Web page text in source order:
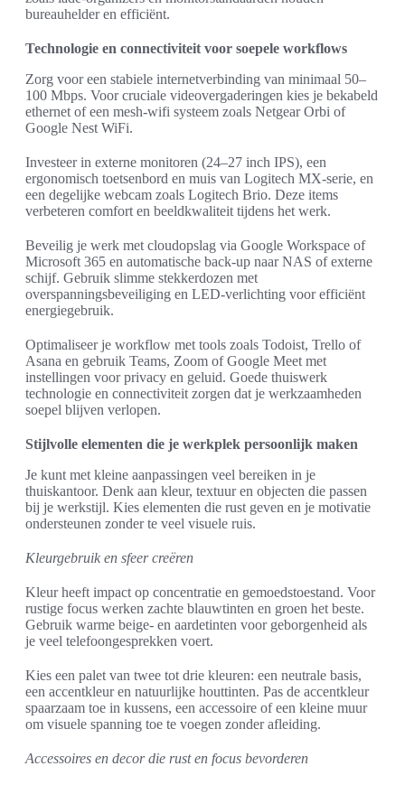
bureauhelder en efficiënt.
Technologie en connectiviteit voor soepele workflows
Zorg voor een stabiele internetverbinding van minimaal 50–
100 Mbps. Voor cruciale videovergaderingen kies je bekabeld
ethernet of een mesh-wifi systeem zoals Netgear Orbi of
Google Nest WiFi.
Investeer in externe monitoren (24–27 inch IPS), een
ergonomisch toetsenbord en muis van Logitech MX-serie, en
een degelijke webcam zoals Logitech Brio. Deze items
verbeteren comfort en beeldkwaliteit tijdens het werk.
Beveilig je werk met cloudopslag via Google Workspace of
Microsoft 365 en automatische back-up naar NAS of externe
schijf. Gebruik slimme stekkerdozen met
overspanningsbeveiliging en LED-verlichting voor efficiënt
energiegebruik.
Optimaliseer je workflow met tools zoals Todoist, Trello of
Asana en gebruik Teams, Zoom of Google Meet met
instellingen voor privacy en geluid. Goede thuiswerk
technologie en connectiviteit zorgen dat je werkzaamheden
soepel blijven verlopen.
Stijlvolle elementen die je werkplek persoonlijk maken
Je kunt met kleine aanpassingen veel bereiken in je
thuiskantoor. Denk aan kleur, textuur en objecten die passen
bij je werkstijl. Kies elementen die rust geven en je motivatie
ondersteunen zonder te veel visuele ruis.
Kleurgebruik en sfeer creëren
Kleur heeft impact op concentratie en gemoedstoestand. Voor
rustige focus werken zachte blauwtinten en groen het beste.
Gebruik warme beige- en aardetinten voor geborgenheid als
je veel telefoongesprekken voert.
Kies een palet van twee tot drie kleuren: een neutrale basis,
een accentkleur en natuurlijke houttinten. Pas de accentkleur
spaarzaam toe in kussens, een accessoire of een kleine muur
om visuele spanning toe te voegen zonder afleiding.
Accessoires en decor die rust en focus bevorderen